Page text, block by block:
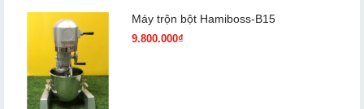
Máy trộn bột Hamiboss-B15
9.800.000₫